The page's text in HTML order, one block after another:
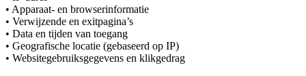
• Apparaat- en browserinformatie
• Verwijzende en exitpagina’s
• Data en tijden van toegang
• Geografische locatie (gebaseerd op IP)
• Websitegebruiksgegevens en klikgedrag